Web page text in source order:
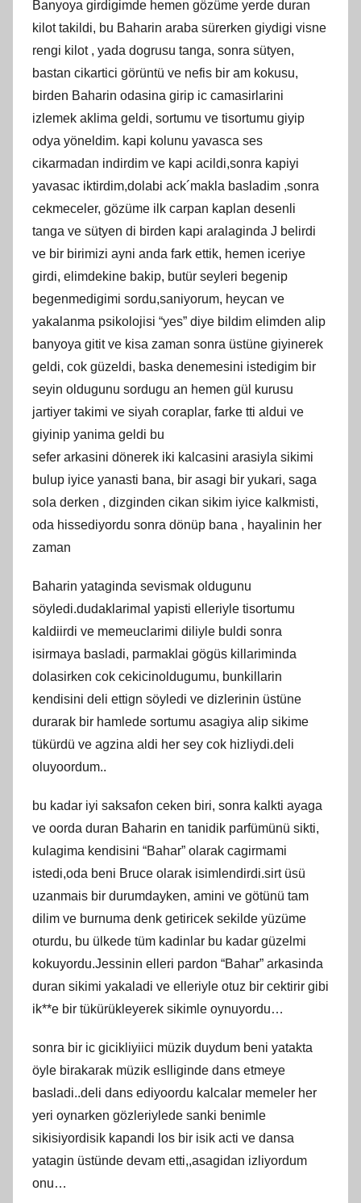
Banyoya girdigimde hemen gözüme yerde duran
kilot takildi, bu Baharin araba sürerken giydigi visne
rengi kilot , yada dogrusu tanga, sonra sütyen,
bastan cikartici görüntü ve nefis bir am kokusu,
birden Baharin odasina girip ic camasirlarini
izlemek aklima geldi, sortumu ve tisortumu giyip
odya yöneldim. kapi kolunu yavasca ses
cikarmadan indirdim ve kapi acildi,sonra kapiyi
yavasac iktirdim,dolabi ack´makla basladim ,sonra
cekmeceler, gözüme ilk carpan kaplan desenli
tanga ve sütyen di birden kapi aralaginda J belirdi
ve bir birimizi ayni anda fark ettik, hemen iceriye
girdi, elimdekine bakip, butür seyleri begenip
begenmedigimi sordu,saniyorum, heycan ve
yakalanma psikolojisi “yes” diye bildim elimden alip
banyoya gitit ve kisa zaman sonra üstüne giyinerek
geldi, cok güzeldi, baska denemesini istedigim bir
seyin oldugunu sordugu an hemen gül kurusu
jartiyer takimi ve siyah coraplar, farke tti aldui ve
giyinip yanima geldi bu
sefer arkasini dönerek iki kalcasini arasiyla sikimi
bulup iyice yanasti bana, bir asagi bir yukari, saga
sola derken , dizginden cikan sikim iyice kalkmisti,
oda hissediyordu sonra dönüp bana , hayalinin her
zaman
Baharin yataginda sevismak oldugunu
söyledi.dudaklarimal yapisti elleriyle tisortumu
kaldiirdi ve memeuclarimi diliyle buldi sonra
isirmaya basladi, parmaklai gögüs killariminda
dolasirken cok cekicinoldugumu, bunkillarin
kendisini deli ettign söyledi ve dizlerinin üstüne
durarak bir hamlede sortumu asagiya alip sikime
tükürdü ve agzina aldi her sey cok hizliydi.deli
oluyoordum..
bu kadar iyi saksafon ceken biri, sonra kalkti ayaga
ve oorda duran Baharin en tanidik parfümünü sikti,
kulagima kendisini “Bahar” olarak cagirmami
istedi,oda beni Bruce olarak isimlendirdi.sirt üsü
uzanmais bir durumdayken, amini ve götünü tam
dilim ve burnuma denk getiricek sekilde yüzüme
oturdu, bu ülkede tüm kadinlar bu kadar güzelmi
kokuyordu.Jessinin elleri pardon “Bahar” arkasinda
duran sikimi yakaladi ve elleriyle otuz bir cektirir gibi
ik**e bir tükürükleyerek sikimle oynuyordu…
sonra bir ic gicikliyiici müzik duydum beni yatakta
öyle birakarak müzik eslliginde dans etmeye
basladi..deli dans ediyoordu kalcalar memeler her
yeri oynarken gözleriylede sanki benimle
sikisiyordisik kapandi los bir isik acti ve dansa
yatagin üstünde devam etti,,asagidan izliyordum
onu…